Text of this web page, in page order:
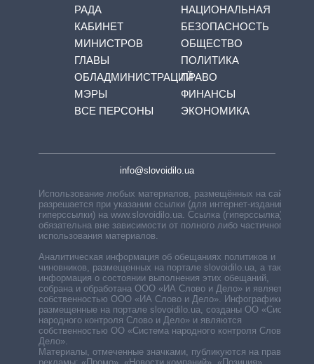
РАДА
КАБИНЕТ
МИНИСТРОВ
ГЛАВЫ
ОБЛАДМИНИСТРАЦИЙ
МЭРЫ
ВСЕ ПЕРСОНЫ
НАЦИОНАЛЬНАЯ
БЕЗОПАСНОСТЬ
ОБЩЕСТВО
ПОЛИТИКА
ПРАВО
ФИНАНСЫ
ЭКОНОМИКА
info@slovoidilo.ua
Использование любых материалов, размещённых на сайте,
разрешается при указании ссылки (для интернет-изданий —
гиперссылки) на www.slovoidilo.ua. Ссылка (гиперссылка)
обязательна вне зависимости от полного либо частичного
использования материалов.
Аналитическая информация об обещаниях политиков и
чиновников, размещенных на портале slovoidilo.ua, а также
информация о состоянии выполнения этих обещаний,
собрана и обработана ООО «ИА Слово и Дело» и является
собственностью ООО «ИА Слово и Дело». Инфографики,
размещенные на портале slovoidilo.ua, созданы ОО «Система
народного контроля Слово и Дело» и являются
собственностью ОО «Система народного контроля Слово и
Дело».
Материалы, отмеченные значками, публикуются на правах